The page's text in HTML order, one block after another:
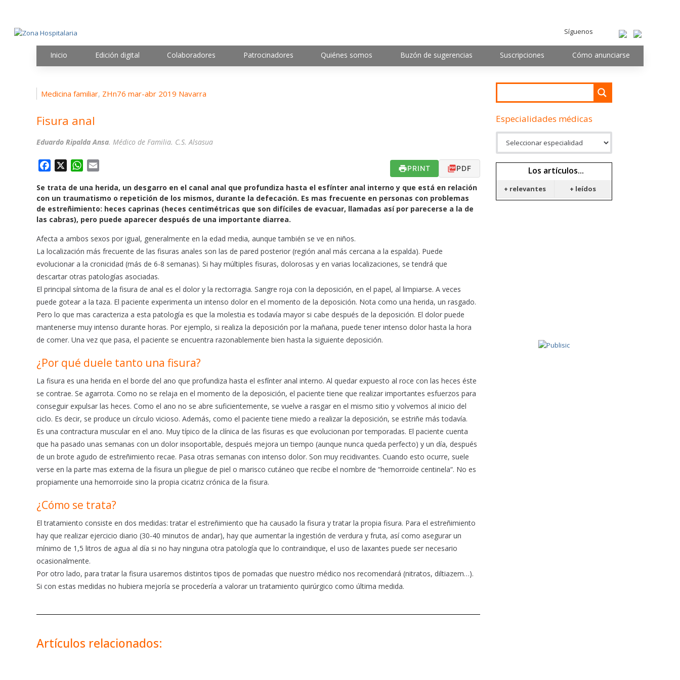
Síguenos
Inicio Edición digital Colaboradores Patrocinadores Quiénes somos Buzón de sugerencias Suscripciones Cómo anunciarse
Medicina familiar, ZHn76 mar-abr 2019 Navarra
Fisura anal
Eduardo Ripalda Ansa. Médico de Familia. C.S. Alsasua
c
e
b
o
k
W
a
t
s
p
p
a
i
l
PRINT PDF
Se trata de una herida, un desgarro en el canal anal que profundiza hasta el esfínter anal interno y que está en relación
con un traumatismo o repetición de los mismos, durante la defecación. Es mas frecuente en personas con problemas
de estreñimiento: heces caprinas (heces centimétricas que son difíciles de evacuar, llamadas así por parecerse a la de
las cabras), pero puede aparecer después de una importante diarrea.
Afecta a ambos sexos por igual, generalmente en la edad media, aunque también se ve en niños.
La localización más frecuente de las fisuras anales son las de pared posterior (región anal más cercana a la espalda). Puede
evolucionar a la cronicidad (más de 6-8 semanas). Si hay múltiples fisuras, dolorosas y en varias localizaciones, se tendrá que
descartar otras patologías asociadas.
El principal síntoma de la fisura de anal es el dolor y la rectorragia. Sangre roja con la deposición, en el papel, al limpiarse. A veces
puede gotear a la taza. El paciente experimenta un intenso dolor en el momento de la deposición. Nota como una herida, un rasgado.
Pero lo que mas caracteriza a esta patología es que la molestia es todavía mayor si cabe después de la deposición. El dolor puede
mantenerse muy intenso durante horas. Por ejemplo, si realiza la deposición por la mañana, puede tener intenso dolor hasta la hora
de comer. Una vez que pasa, el paciente se encuentra razonablemente bien hasta la siguiente deposición.
¿Por qué duele tanto una fisura?
La fisura es una herida en el borde del ano que profundiza hasta el esfínter anal interno. Al quedar expuesto al roce con las heces éste
se contrae. Se agarrota. Como no se relaja en el momento de la deposición, el paciente tiene que realizar importantes esfuerzos para
conseguir expulsar las heces. Como el ano no se abre suficientemente, se vuelve a rasgar en el mismo sitio y volvemos al inicio del
ciclo. Es decir, se produce un círculo vicioso. Además, como el paciente tiene miedo a realizar la deposición, se estriñe más todavía.
Es una contractura muscular en el ano. Muy típico de la clínica de las fisuras es que evolucionan por temporadas. El paciente cuenta
que ha pasado unas semanas con un dolor insoportable, después mejora un tiempo (aunque nunca queda perfecto) y un día, después
de un brote agudo de estreñimiento recae. Pasa otras semanas con intenso dolor. Son muy recidivantes. Cuando esto ocurre, suele
verse en la parte mas externa de la fisura un pliegue de piel o marisco cutáneo que recibe el nombre de “hemorroide centinela“. No es
propiamente una hemorroide sino la propia cicatriz crónica de la fisura.
¿Cómo se trata?
El tratamiento consiste en dos medidas: tratar el estreñimiento que ha causado la fisura y tratar la propia fisura. Para el estreñimiento
hay que realizar ejercicio diario (30-40 minutos de andar), hay que aumentar la ingestión de verdura y fruta, así como asegurar un
mínimo de 1,5 litros de agua al día si no hay ninguna otra patología que lo contraindique, el uso de laxantes puede ser necesario
ocasionalmente.
Por otro lado, para tratar la fisura usaremos distintos tipos de pomadas que nuestro médico nos recomendará (nitratos, diltiazem…).
Si con estas medidas no hubiera mejoría se procedería a valorar un tratamiento quirúrgico como última medida.
Artículos relacionados:
Especialidades médicas
Los artículos...
+ relevantes + leídos